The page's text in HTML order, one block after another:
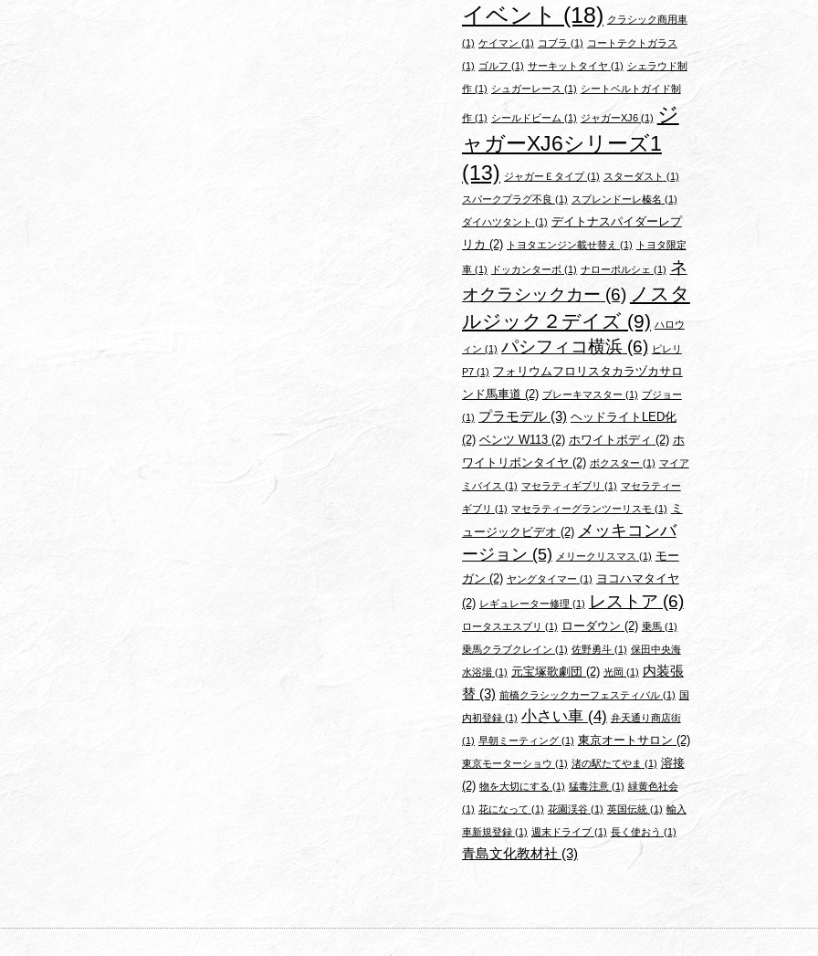
イベント (18) クラシック商用車
(1) ケイマン (1) コブラ (1) コートテクトガラス
(1) ゴルフ (1) サーキットタイヤ (1) シェラウド制
作 (1) シュガーレース (1) シートベルトガイド制
作 (1) シールドビーム (1) ジャガーXJ6(1) ジ
ャガーXJ6シリーズ1
(13) ジャガーＥタイプ(1) スターダスト (1)
スパークプラグ不良 (1) スプレンドーレ榛名 (1)
ダイハツタント (1) デイトナスパイダーレプ
リカ (2) トヨタエンジン載せ替え (1) トヨタ限定
車 (1) ドッカンターボ(1) ナローポルシェ (1) ネ
オクラシックカー (6) ノスタ
ルジック２デイズ (9) ハロウ
ィン (1) パシフィコ横浜(6) ピレリ
P7(1) フォリウムフロリスタカラヅカサロ
ンド馬車道 (2) ブレーキマスター (1) プジョー
(1) プラモデル(3) ヘッドライトLED化
(2) ベンツ W113(2) ホワイトボディ (2) ホ
ワイトリボンタイヤ (2) ボクスター (1) マイア
ミバイス (1) マセラティギブリ (1) マセラティー
ギブリ (1) マセラティーグランツーリスモ(1)
ミ
ュージックビデオ (2) メッキコンバ
ージョン (5) メリークリスマス (1) モー
ガン (2) ヤングタイマー (1) ヨコハマタイヤ
(2) レギュレーター修理 (1) レストア (6)
ロータスエスプリ (1) ローダウン (2) 乗馬(1)
乗馬クラブクレイン (1) 佐野勇斗(1) 保田中央海
水浴場(1) 元宝塚歌劇団 (2) 光岡 (1) 内装張
替 (3) 前橋クラシックカーフェスティバル(1) 国
内初登録(1) 小さい車(4) 弁天通り商店街
(1) 早朝ミーティング(1) 東京オートサロン (2)
東京モーターショウ (1) 渚の駅たてやま (1) 溶接
(2) 物を大切にする (1) 猛毒注意(1) 緑黄色社会
(1) 花になって (1) 花園渓谷(1) 英国伝統 (1) 輸入
車新規登録(1) 週末ドライブ(1) 長く使おう (1)
青島文化教材社 (3)